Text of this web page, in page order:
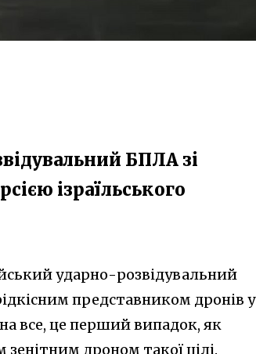
БПЛА зі
ізраїльського
ударно-розвідувальний
представником дронів у
все, це перший випадок, як
дроном такої цілі.